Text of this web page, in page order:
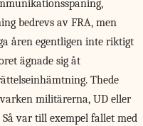
bedrevs av FRA, men
åren egentligen inte riktigt
ägnade sig åt
Thede
militärerna, UD eller
var till exempel fallet med